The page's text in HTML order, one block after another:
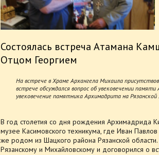
Состоялась встреча Атамана
Отцом Георгием
На встрече в Храме Архангела Михаила
встрече обсуждался вопрос об увековечении
увековечение памятника Архимадрита на Рязанской
В год столетия со дня рождения Архимадрида
музее Касимовского техникума, где Иван
же родом из Шацкого района Рязанской
Рязанскому и Михайловскому и договорился о